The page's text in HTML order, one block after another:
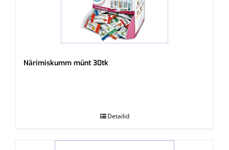
Närimiskumm münt 30tk
Detailid